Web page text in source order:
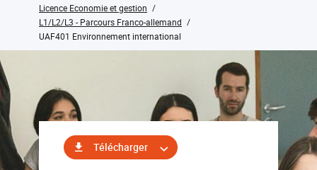
Licence Economie et gestion
L1/L2/L3 - Parcours Franco-allemand
UAF401 Environnement international
Télécharger